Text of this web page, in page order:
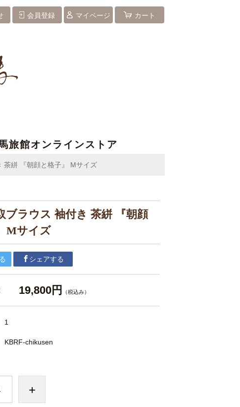
会員登録 マイページ カート
旅館オンラインストア
茶絣 『朝顔と格子』 Mサイズ
ブラウス 袖付き 茶絣 『朝顔
Mサイズ
シェアする
19,800円 （税込み）
1
KBRF-chikusen
+